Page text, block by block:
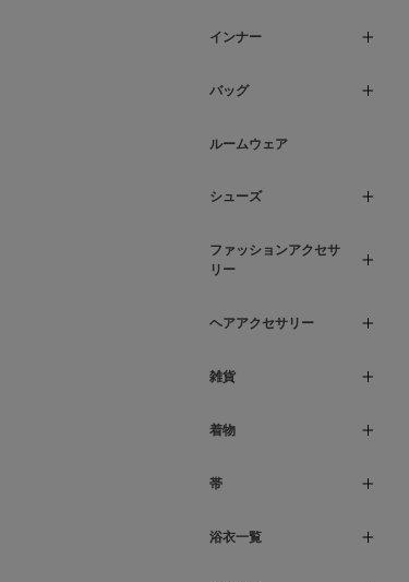
インナー
バッグ
ルームウェア
シューズ
ファッションアクセサ
リー
ヘアアクセサリー
雑貨
着物
帯
浴衣一覧